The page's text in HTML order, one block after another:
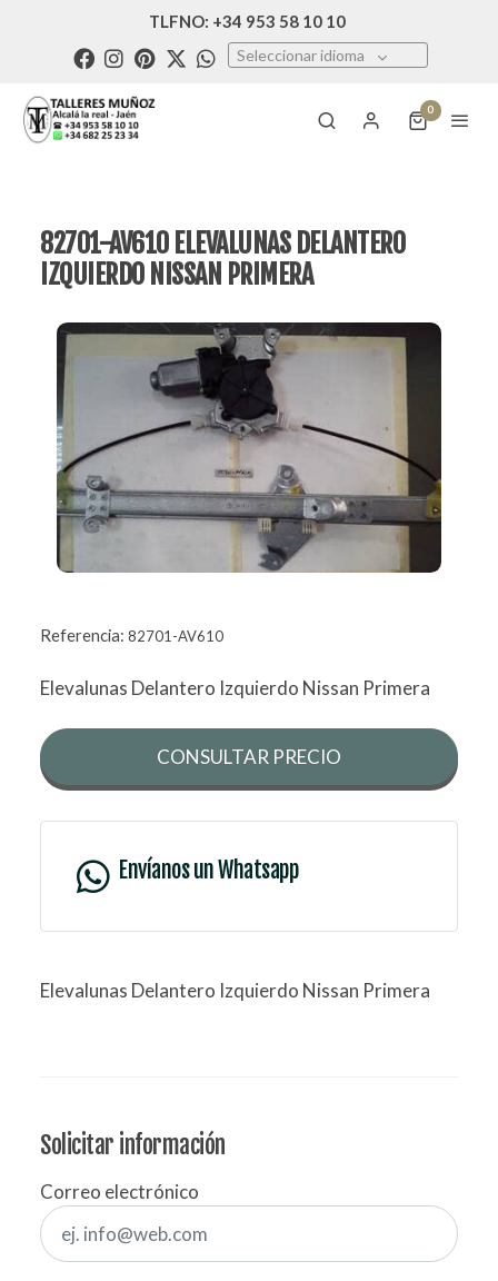
TLFNO: +34 953 58 10 10
Seleccionar idioma
0
82701-AV610 ELEVALUNAS DELANTERO
IZQUIERDO NISSAN PRIMERA
Referencia: 82701-AV610
Elevalunas Delantero Izquierdo Nissan Primera
CONSULTAR PRECIO
Envíanos un Whatsapp
Elevalunas Delantero Izquierdo Nissan Primera
Solicitar información
Correo electrónico